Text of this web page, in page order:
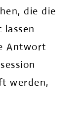
die die
Antwort
werden,